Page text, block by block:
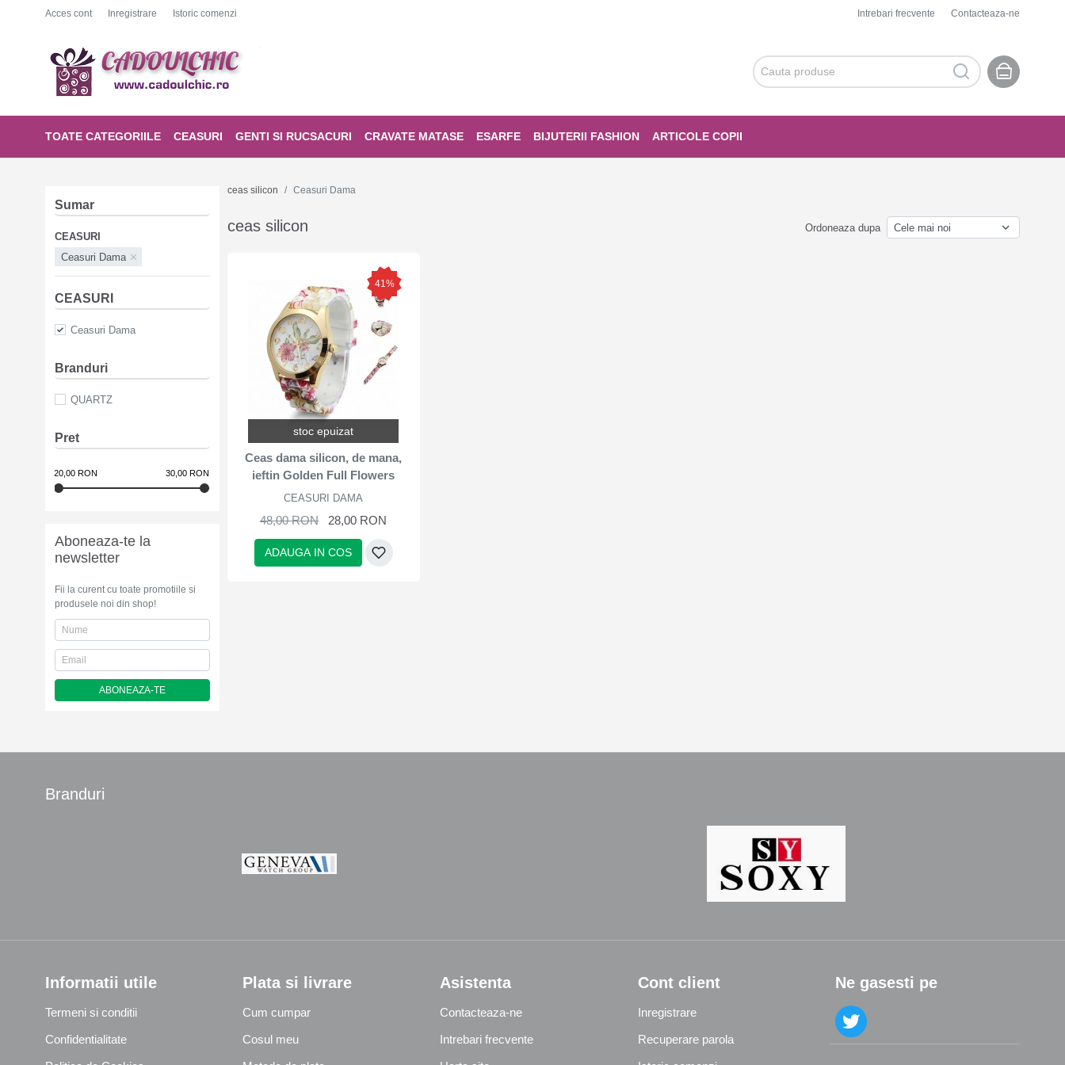
Acces cont Inregistrare Istoric comenzi Intrebari frecvente Contacteaza-ne
TOATE CATEGORIILE CEASURI GENTI SI RUCSACURI CRAVATE MATASE ESARFE BIJUTERII FASHION ARTICOLE COPII
Sumar
CEASURI
Ceasuri Dama
CEASURI
Ceasuri Dama
Branduri
QUARTZ
Pret
20,00 RON 30,00 RON
Aboneaza-te la
newsletter
Fii la curent cu toate promotiile si
produsele noi din shop!
ABONEAZA-TE
ceas silicon Ceasuri Dama
ceas silicon Ordoneaza dupa
stoc epuizat
41%
Ceas dama silicon, de mana,
ieftin Golden Full Flowers
CEASURI DAMA
48,00 RON 28,00 RON
ADAUGA IN COS
Branduri
Informatii utile
Termeni si conditii
Confidentialitate
Plata si livrare
Cum cumpar
Cosul meu
Asistenta
Contacteaza-ne
Intrebari frecvente
Cont client
Inregistrare
Recuperare parola
Ne gasesti pe